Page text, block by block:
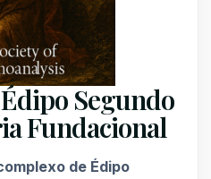
Segundo
Fundacional
de Édipo